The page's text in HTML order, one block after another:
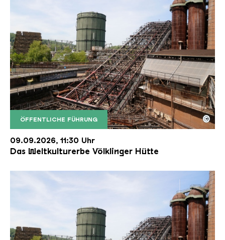
ÖFFENTLICHE FÜHRUNG
Der Erzschrägaufzug der Völklinger Hütte mit
Copyright: Weltkulturerbe Völklinger Hütte | Karl
©
09.09.2026, 11:30 Uhr
Das Weltkulturerbe Völklinger Hütte